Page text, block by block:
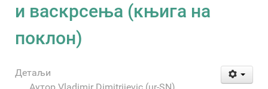
и васкрсења (књига на
поклон)
Детаљи